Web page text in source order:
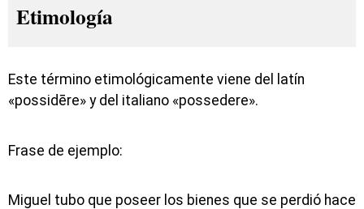
Etimología
Este término etimológicamente viene del latín
«possidēre» y del italiano «possedere».
Frase de ejemplo:
Miguel tubo que poseer los bienes que se perdió hace